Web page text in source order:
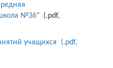
№36" (.pdf,
учащихся (.pdf,